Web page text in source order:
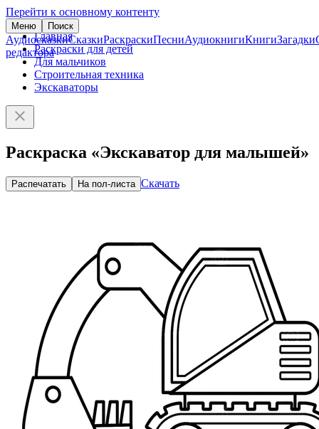
Перейти к основному контенту
Меню Поиск
АудиосказкиСказкиРаскраскиПесниАудиокнигиКнигиЗагадки
редактора
Главная
Раскраски для детей
Для мальчиков
Строительная техника
Экскаваторы
Раскраска «Экскаватор для малышей»
Распечатать На пол-листа Скачать